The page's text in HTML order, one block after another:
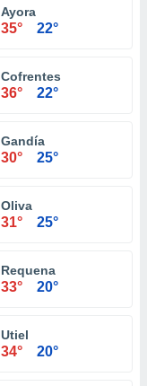
Ayora
35° 22°
Cofrentes
36° 22°
Gandía
30° 25°
Oliva
31° 25°
Requena
33° 20°
Utiel
34° 20°